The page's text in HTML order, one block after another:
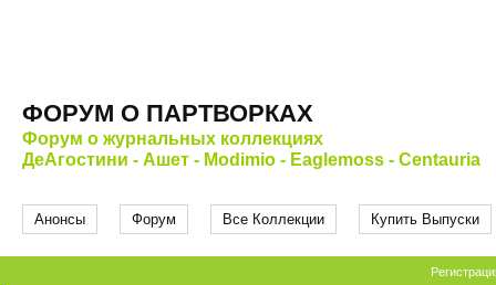
ФОРУМ О ПАРТВОРКАХ
Форум о журнальных коллекциях
ДеАгостини - Ашет - Modimio - Eaglemoss - Centauria
Анонсы Форум Все Коллекции Купить Выпуски